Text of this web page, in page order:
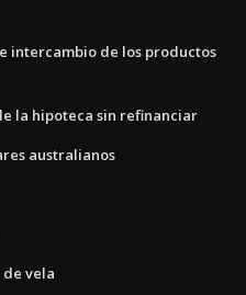
intercambio de los productos
la hipoteca sin refinanciar
australianos
vela